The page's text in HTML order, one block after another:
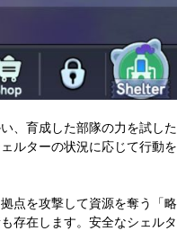
、育成した部隊の力を試した
ルターの状況に応じて行動を
点を攻撃して資源を奪う「略
存在します。安全なシェルタ